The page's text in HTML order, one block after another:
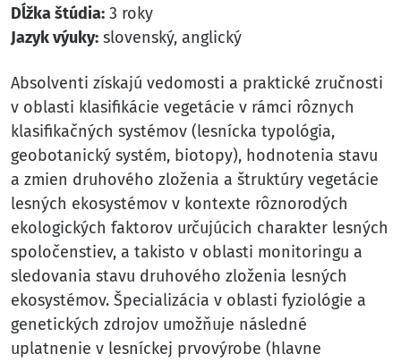
Dĺžka štúdia: 3 roky
Jazyk výuky: slovenský, anglický
Absolventi získajú vedomosti a praktické zručnosti
v oblasti klasifikácie vegetácie v rámci rôznych
klasifikačných systémov (lesnícka typológia,
geobotanický systém, biotopy), hodnotenia stavu
a zmien druhového zloženia a štruktúry vegetácie
lesných ekosystémov v kontexte rôznorodých
ekologických faktorov určujúcich charakter lesných
spoločenstiev, a takisto v oblasti monitoringu a
sledovania stavu druhového zloženia lesných
ekosystémov. Špecializácia v oblasti fyziológie a
genetických zdrojov umožňuje následné
uplatnenie v lesníckej prvovýrobe (hlavne